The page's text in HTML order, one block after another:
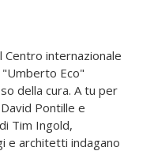
Centro internazionale
"Umberto Eco"
della cura. A tu per
Pontille e
Tim Ingold,
e architetti indagano